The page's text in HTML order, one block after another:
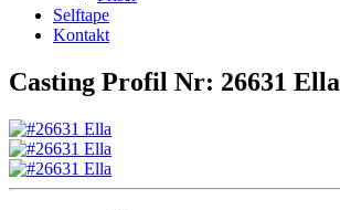
Selftape
Kontakt
Casting Profil Nr: 26631 Ella